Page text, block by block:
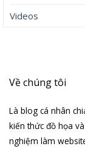
Videos
Về chúng tôi
Là blog cá nhân
kiến thức đồ họa
nghiệm làm